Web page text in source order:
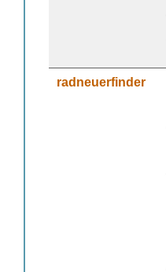
radneuerfinder